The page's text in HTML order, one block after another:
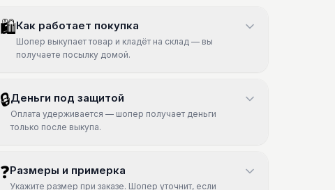
🛍Как работает покупка
Шопер выкупает товар и кладёт на склад — вы
получаете посылку домой.
🔒Деньги под защитой
Оплата удерживается — шопер получает деньги
только после выкупа.
❓Размеры и примерка
Укажите размер при заказе. Шопер уточнит, если